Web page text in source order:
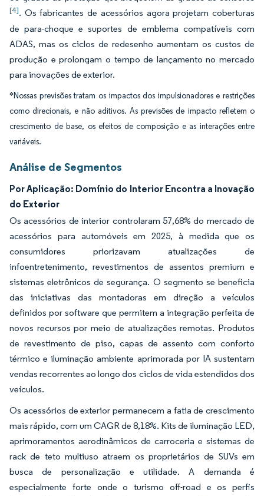
[4]. Os fabricantes de acessórios agora projetam coberturas
de para-choque e suportes de emblema compatíveis com
ADAS, mas os ciclos de redesenho aumentam os custos de
produção e prolongam o tempo de lançamento no mercado
para inovações de exterior.
*Nossas previsões tratam os impactos dos impulsionadores e restrições
como direcionais, e não aditivos. As previsões de impacto refletem o
crescimento de base, os efeitos de composição e as interações entre
variáveis.
Análise de Segmentos
Por Aplicação: Domínio do Interior Encontra a Inovação
do Exterior
Os acessórios de interior controlaram 57,68% do mercado de
acessórios para automóveis em 2025, à medida que os
consumidores priorizavam atualizações de
infoentretenimento, revestimentos de assentos premium e
sistemas eletrônicos de segurança. O segmento se beneficia
das iniciativas das montadoras em direção a veículos
definidos por software que permitem a integração perfeita de
novos recursos por meio de atualizações remotas. Produtos
de revestimento de piso, capas de assento com conforto
térmico e iluminação ambiente aprimorada por IA sustentam
vendas recorrentes ao longo dos ciclos de vida estendidos dos
veículos.
Os acessórios de exterior permanecem a fatia de crescimento
mais rápido, com um CAGR de 8,18%. Kits de iluminação LED,
aprimoramentos aerodinâmicos de carroceria e sistemas de
rack de teto multiuso atraem os proprietários de SUVs em
busca de personalização e utilidade. A demanda é
especialmente forte onde o turismo off-road e os perfis